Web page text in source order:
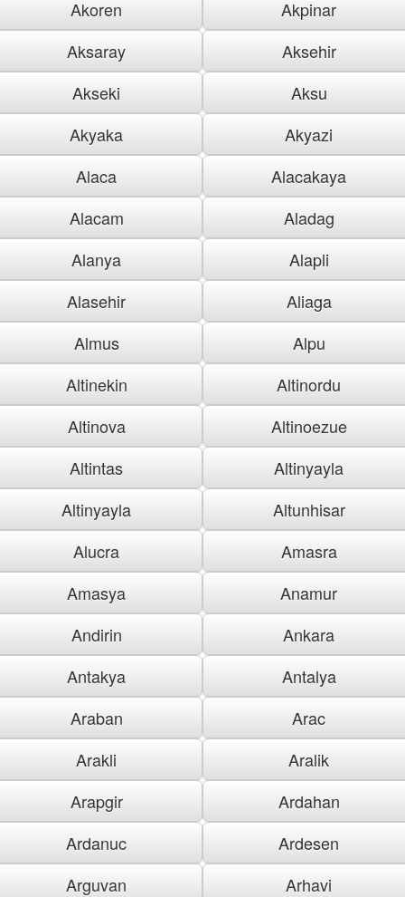
Akoren
Akpinar
Aksaray
Aksehir
Akseki
Aksu
Akyaka
Akyazi
Alaca
Alacakaya
Alacam
Aladag
Alanya
Alapli
Alasehir
Aliaga
Almus
Alpu
Altinekin
Altinordu
Altinova
Altinoezue
Altintas
Altinyayla
Altinyayla
Altunhisar
Alucra
Amasra
Amasya
Anamur
Andirin
Ankara
Antakya
Antalya
Araban
Arac
Arakli
Aralik
Arapgir
Ardahan
Ardanuc
Ardesen
Arguvan
Arhavi